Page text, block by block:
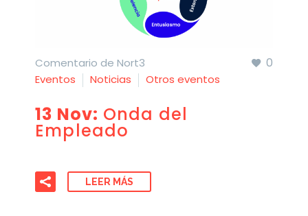
0
Comentario de Nort3
Eventos
Noticias Otros eventos
13 Nov: Onda del
Empleado
LEER MÁS